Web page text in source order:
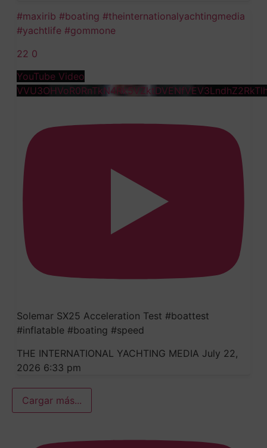
#maxirib #boating #theinternationalyachtingmedia
#yachtlife #gommone
22 0
YouTube Video
Solemar SX25 Acceleration Test #boattest
#inflatable #boating #speed
THE INTERNATIONAL YACHTING MEDIA July 22,
2026 6:33 pm
Cargar más...